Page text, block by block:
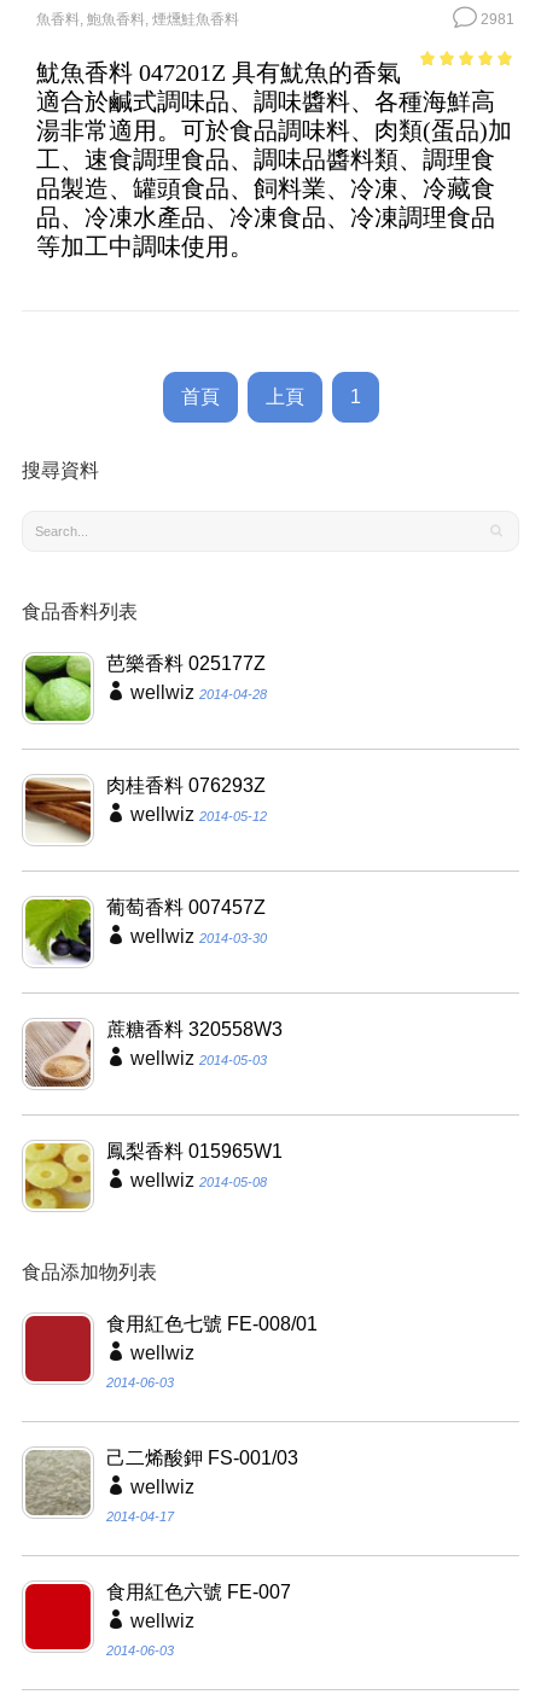
魚香料, 鮑魚香料, 煙燻鮭魚香料 2981
5
魷魚香料 047201Z 具有魷魚的香氣
適合於鹹式調味品、調味醬料、各種海鮮高
湯非常適用。可於食品調味料、肉類(蛋品)加
工、速食調理食品、調味品醬料類、調理食
品製造、罐頭食品、飼料業、冷凍、冷藏食
品、冷凍水產品、冷凍食品、冷凍調理食品
等加工中調味使用。
首頁 上頁 1
搜尋資料
食品香料列表
芭樂香料 025177Z
wellwiz 2014-04-28
肉桂香料 076293Z
wellwiz 2014-05-12
葡萄香料 007457Z
wellwiz 2014-03-30
蔗糖香料 320558W3
wellwiz 2014-05-03
鳳梨香料 015965W1
wellwiz 2014-05-08
食品添加物列表
食用紅色七號 FE-008/01
wellwiz
2014-06-03
己二烯酸鉀 FS-001/03
wellwiz
2014-04-17
食用紅色六號 FE-007
wellwiz
2014-06-03